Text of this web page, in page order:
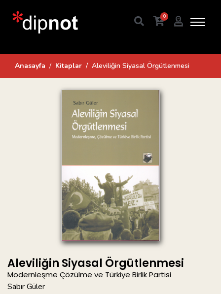
0
Anasayfa Kitaplar Aleviliğin Siyasal Örgütlenmesi
Aleviliğin Siyasal Örgütlenmesi
Modernleşme Çözülme ve Türkiye Birlik Partisi
Sabır Güler